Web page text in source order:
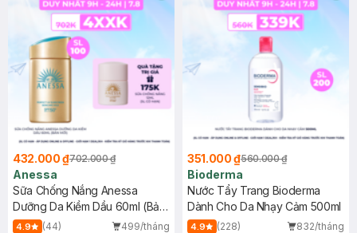
432.000 ₫702.000 ₫
Anessa
Sữa Chống Nắng Anessa
Dưỡng Da Kiềm Dầu 60ml (Bản
Mới)
4.9 (44)
499/tháng
351.000 ₫560.000 ₫
Bioderma
Nước Tẩy Trang Bioderma
Dành Cho Da Nhạy Cảm 500ml
4.9 (228)
832/tháng